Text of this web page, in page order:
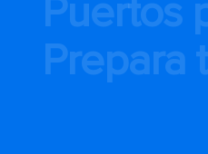
Puertos
Prepara